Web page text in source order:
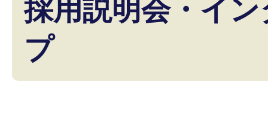
採用説明会・イ
プ